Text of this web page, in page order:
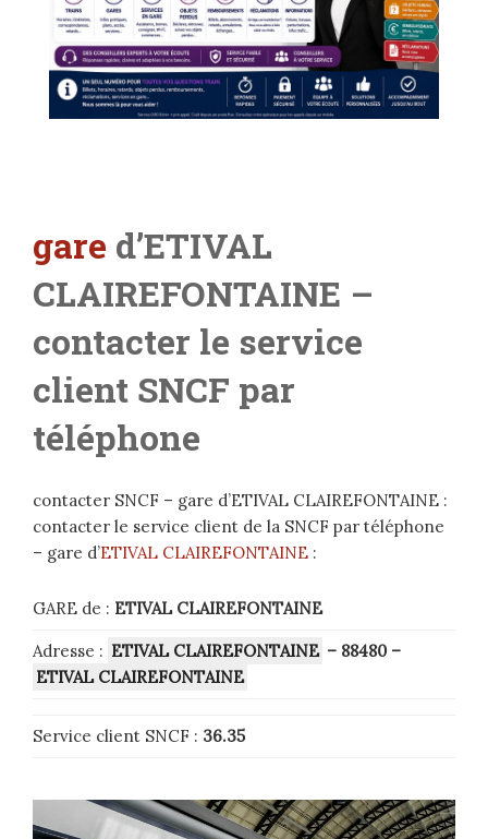
gare d’ETIVAL
CLAIREFONTAINE –
contacter le service
client SNCF par
téléphone
contacter SNCF – gare d’ETIVAL CLAIREFONTAINE :
contacter le service client de la SNCF par téléphone
– gare d’ETIVAL CLAIREFONTAINE :
GARE de : ETIVAL CLAIREFONTAINE
Adresse : ETIVAL CLAIREFONTAINE – 88480 –
ETIVAL CLAIREFONTAINE
Service client SNCF : 36.35